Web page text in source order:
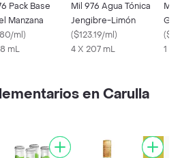
Pack Base
Manzana
ml)
mL
Mil 976 Agua Tónica
Jengibre-Limón
($123.19/ml)
4 X 207 mL
Mil
(
1 X
en Carulla